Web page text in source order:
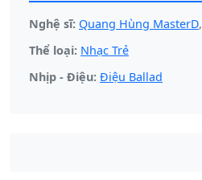
Nghệ sĩ: Quang Hùng MasterD,
Thể loại: Nhạc Trẻ
Nhịp - Điệu: Điệu Ballad